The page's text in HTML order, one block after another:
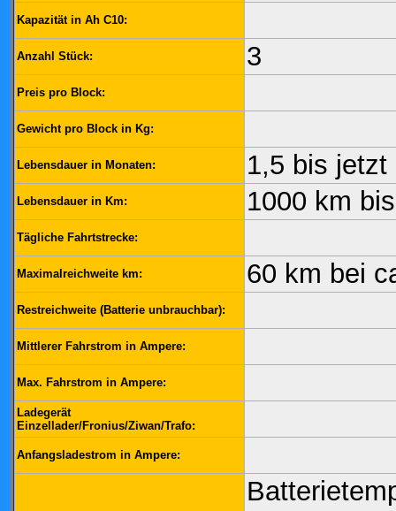
Kapazität in Ah C10:
Anzahl Stück: 3
Preis pro Block:
Gewicht pro Block in Kg:
Lebensdauer in Monaten: 1,5 bis jetzt
Lebensdauer in Km: 1000 km
Tägliche Fahrtstrecke:
Maximalreichweite km: 60 km bei
Restreichweite (Batterie unbrauchbar):
Mittlerer Fahrstrom in Ampere:
Max. Fahrstrom in Ampere:
Ladegerät
Einzellader/Fronius/Ziwan/Trafo:
Anfangsladestrom in Ampere: